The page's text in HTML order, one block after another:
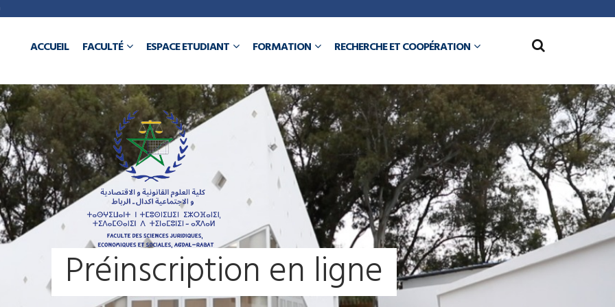
ACCUEIL FACULTÉ ESPACE ETUDIANT FORMATION RECHERCHE ET COOPÉRATION
Préinscription en ligne